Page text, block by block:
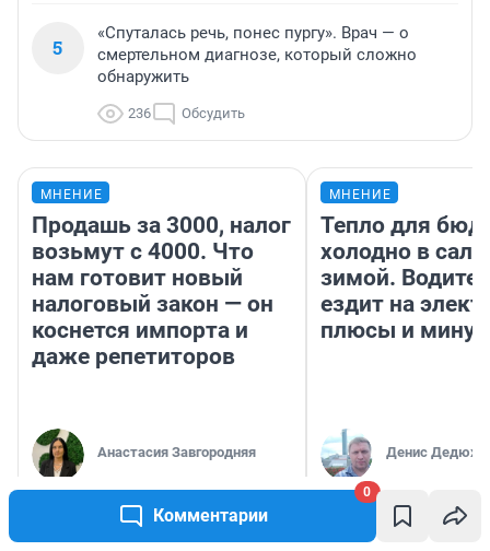
Комментарии
0
5
«Спуталась речь, понес пургу». Врач — о
смертельном диагнозе, который сложно
обнаружить
236 Обсудить
МНЕНИЕ
Продашь за 3000, налог
возьмут с 4000. Что
нам готовит новый
налоговый закон — он
коснется импорта и
даже репетиторов
Анастасия Завгородняя
МНЕНИЕ
Тепло для
холодно в
зимой.
ездит на
плюсы и
Денис